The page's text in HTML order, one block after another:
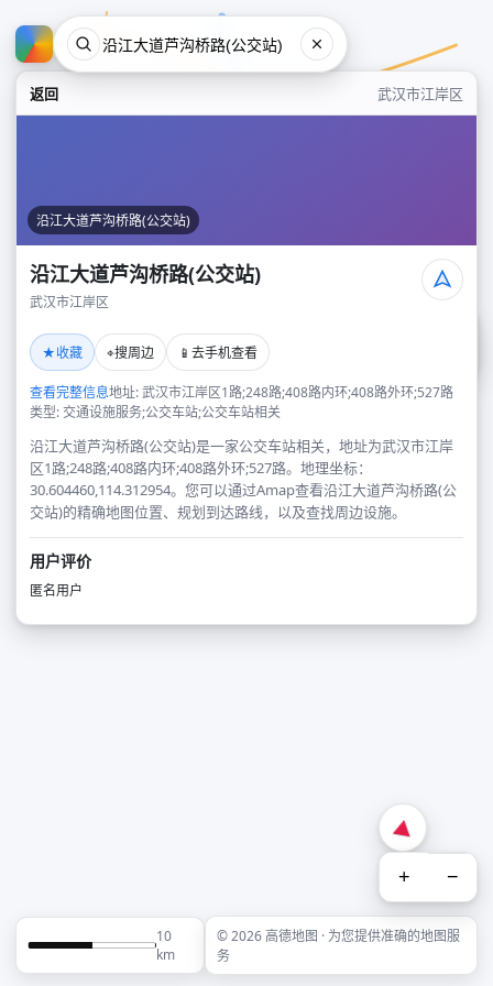
返回 武汉市江岸区
沿江大道芦沟桥路(公交站)
沿江大道芦沟桥路(公交站)
武汉市江岸区
★收藏 ⌖搜周边 📱 去手机查看
查看完整信息地址: 武汉市江岸区1路;248路;408路内环;408路外环;527路
类型: 交通设施服务;公交车站;公交车站相关
沿江大道芦沟桥路(公交站)是一家公交车站相关，地址为武汉市江岸
区1路;248路;408路内环;408路外环;527路。地理坐标：
30.604460,114.312954。您可以通过Amap查看沿江大道芦沟桥路(公
交站)的精确地图位置、规划到达路线，以及查找周边设施。
用户评价
匿名用户
+ −
10
km
© 2026 高德地图 · 为您提供准确的地图服
务